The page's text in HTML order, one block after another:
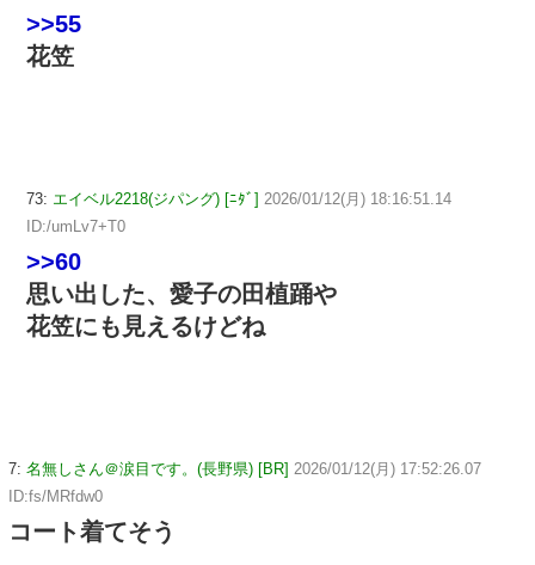
>>55
花笠
73: エイベル2218(ジパング) [ﾆﾀﾞ] 2026/01/12(月) 18:16:51.14
ID:/umLv7+T0
>>60
思い出した、愛子の田植踊や
花笠にも見えるけどね
7: 名無しさん＠涙目です。(長野県) [BR] 2026/01/12(月) 17:52:26.07
ID:fs/MRfdw0
コート着てそう